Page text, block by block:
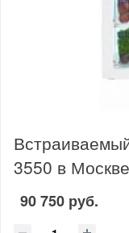
3550 в Москве
90 750 руб.